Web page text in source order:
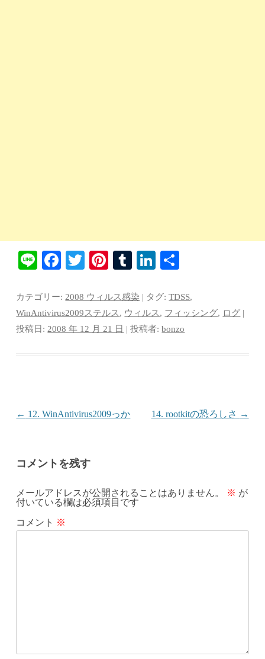
Li
Fa
bo
ok
T
tte
r
Pi
er
es
t
T
m
bl
r
Li
ed
In
カテゴリー: 2008 ウィルス感染 | タグ:TDSS,
WinAntivirus2009ステルス , ウィルス , フィッシング, ログ |
投稿日: 2008 年 12 月 21 日 |投稿者:bonzo
投稿ナビゲーション
← 12. WinAntivirus2009っか 14. rootkitの恐ろしさ →
コメントを残す
メールアドレスが公開されることはありません。 ※ が
付いている欄は必須項目です
コメント ※